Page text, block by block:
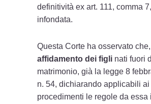
definitività ex art. 111, comma
infondata.
Questa Corte ha osservato
affidamento dei figli nati fuori
matrimonio, già la legge 8
n. 54, dichiarando applicabili ai
procedimenti le regole da essa